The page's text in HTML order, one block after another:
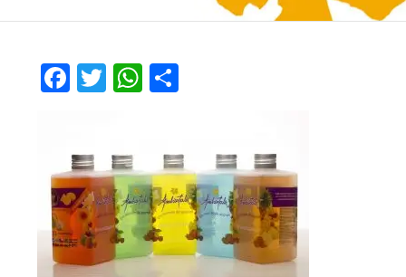
Facebook
TwitterWhatsApp